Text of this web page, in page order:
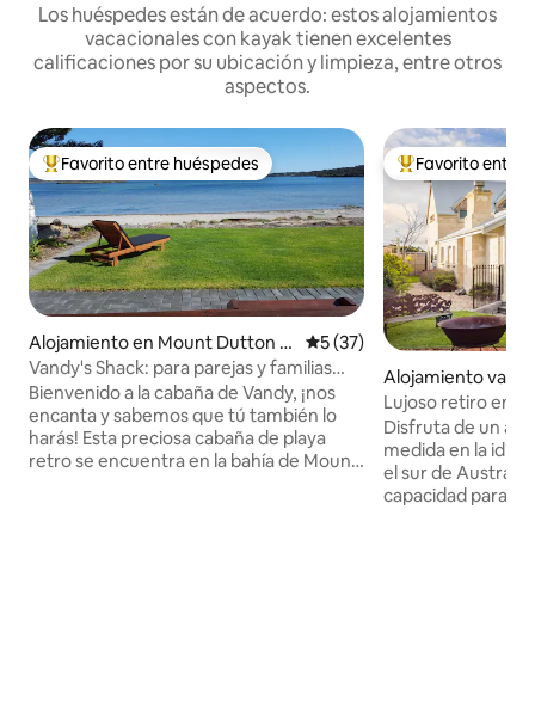
Los huéspedes están de acuerdo: estos alojamientos
vacacionales con kayak tienen excelentes
calificaciones por su ubicación y limpieza, entre otros
aspectos.
Favorito entre huéspedes preferido
Favorito entre huéspedes
Alojamiento en Mount Dutton B
ay
Calificación promedio: 5 de
5 (37)
Vandy's Shack: para parejas y familias
pequeñas.
Bienvenido a la cabaña de Vandy, ¡nos
encanta y sabemos que tú también lo
harás! Esta preciosa cabaña de playa
retro se encuentra en la bahía de Mount
Favorito entre
Favorito entre
Alojamiento
lka
Lujoso retiro en
Disfruta de un
medida en la
el sur de
capacidad para